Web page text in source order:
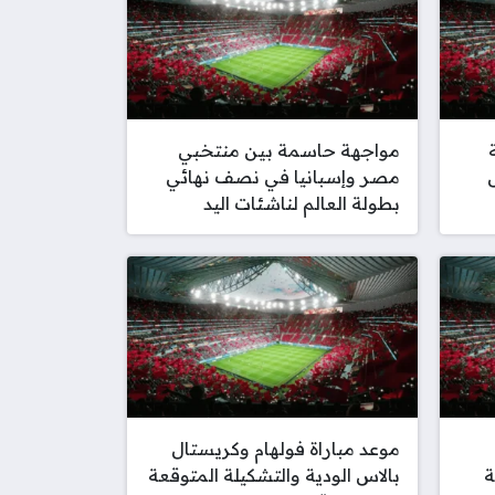
مواجهة حاسمة بين منتخبي
مصر وإسبانيا في نصف نهائي
بطولة العالم لناشئات اليد
موعد مباراة فولهام وكريستال
بالاس الودية والتشكيلة المتوقعة